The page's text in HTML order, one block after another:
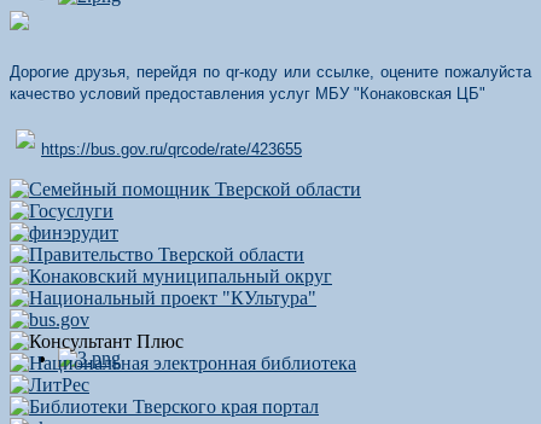
Дорогие друзья, перейдя по qr-коду или ссылке, оцените пожалуйста
качество условий предоставления услуг МБУ "Конаковская ЦБ"
https://bus.gov.ru/qrcode/rate/423655